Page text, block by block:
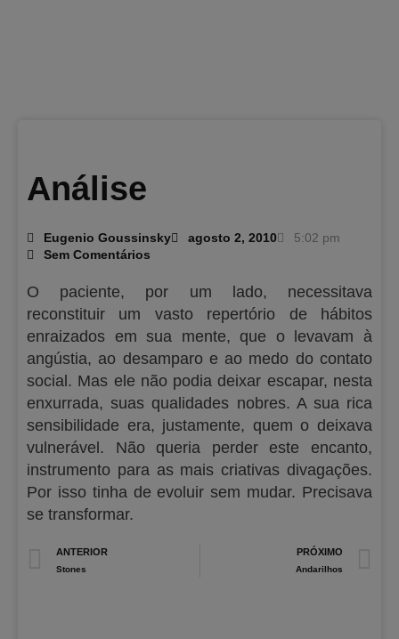
Análise
Eugenio Goussinsky agosto 2, 2010
5:02 pm
Sem Comentários
O paciente, por um lado, necessitava
reconstituir um vasto repertório de hábitos
enraizados em sua mente, que o levavam à
angústia, ao desamparo e ao medo do contato
social. Mas ele não podia deixar escapar, nesta
enxurrada, suas qualidades nobres. A sua rica
sensibilidade era, justamente, quem o deixava
vulnerável. Não queria perder este encanto,
instrumento para as mais criativas divagações.
Por isso tinha de evoluir sem mudar. Precisava
se transformar.
Prev
ANTERIOR
Stones
PRÓXIMO
Andarilhos